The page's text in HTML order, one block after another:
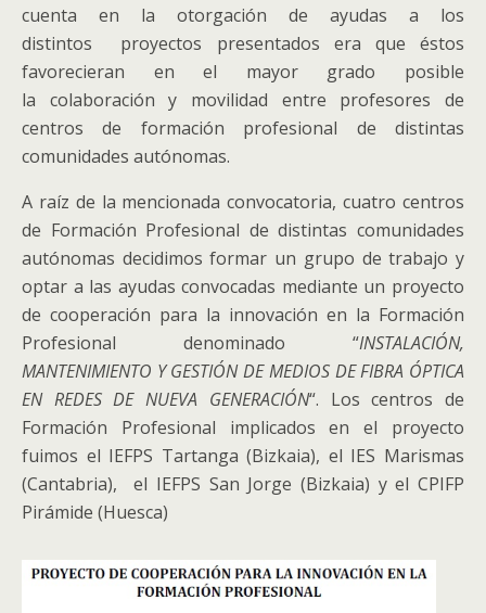
cuenta en la otorgación de ayudas a los
distintos proyectos presentados era que éstos
favorecieran en el mayor grado posible
la colaboración y movilidad entre profesores de
centros de formación profesional de distintas
comunidades autónomas.
A raíz de la mencionada convocatoria, cuatro centros
de Formación Profesional de distintas comunidades
autónomas decidimos formar un grupo de trabajo y
optar a las ayudas convocadas mediante un proyecto
de cooperación para la innovación en la Formación
Profesional denominado “INSTALACIÓN,
MANTENIMIENTO Y GESTIÓN DE MEDIOS DE FIBRA ÓPTICA
EN REDES DE NUEVA GENERACIÓN“. Los centros de
Formación Profesional implicados en el proyecto
fuimos el IEFPS Tartanga (Bizkaia), el IES Marismas
(Cantabria), el IEFPS San Jorge (Bizkaia) y el CPIFP
Pirámide (Huesca)